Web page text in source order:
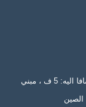
الصين